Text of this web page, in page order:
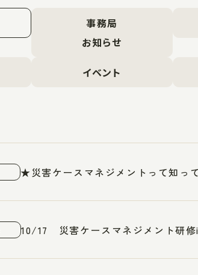
事務局
お知らせ
イベント
★災害ケースマネジメントって知っ
10/17 災害ケースマネジメント研修